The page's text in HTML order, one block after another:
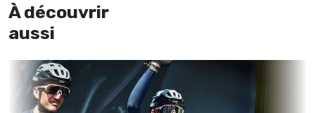
À découvrir
aussi